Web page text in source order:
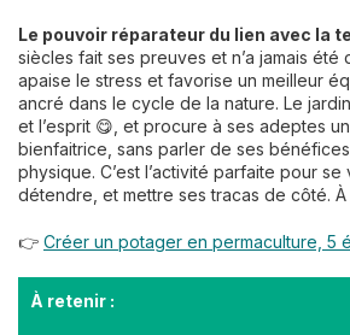
Le pouvoir réparateur du lien avec la
siècles fait ses preuves et n’a jamais été
apaise le stress et favorise un meilleur
ancré dans le cycle de la nature. Le
et l’esprit 😋, et procure à ses adeptes
bienfaitrice, sans parler de ses
physique. C’est l’activité parfaite pour se
détendre, et mettre ses tracas de côté. À
👉 Créer un potager en permaculture, 5
À retenir :